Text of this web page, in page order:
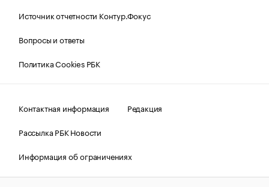
Источник отчетности Контур.Фокус
Вопросы и ответы
Политика Cookies РБК
Контактная информация
Редакция
Рассылка РБК Новости
Информация об ограничениях
Правовая информация
О соблюдении авторских прав